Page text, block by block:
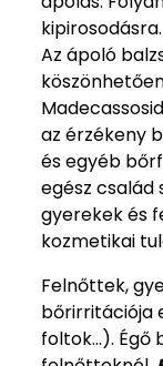
kipirosodásra.
Az ápoló
az érzékeny
és egyéb
egész család
gyerekek és
kozmetikai
Felnőttek,
bőrirritációja
foltok…). Égő